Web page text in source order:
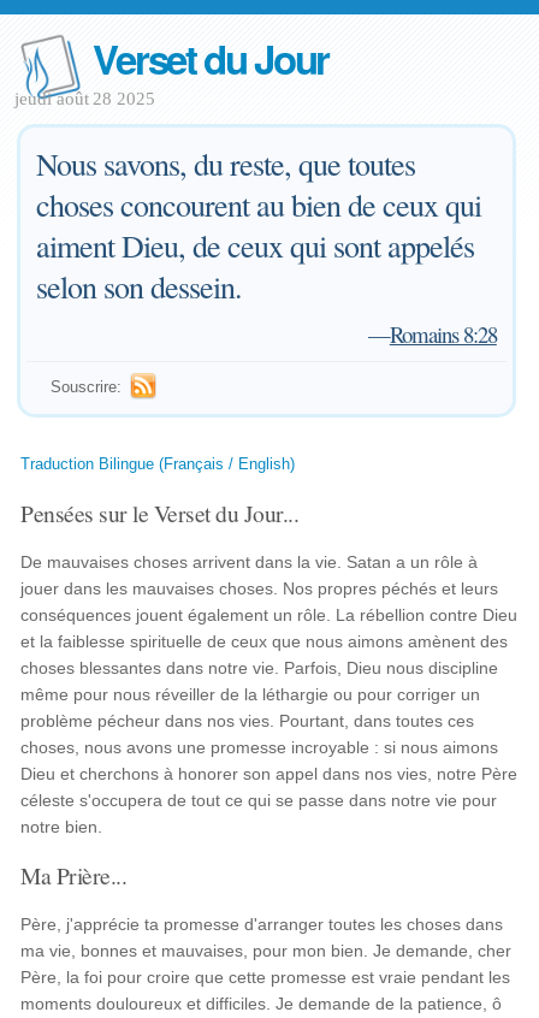
Verset du Jour
jeudi août 28 2025
Nous savons, du reste, que toutes
choses concourent au bien de ceux qui
aiment Dieu, de ceux qui sont appelés
selon son dessein.
—Romains 8:28
Souscrire:
Traduction Bilingue (Français / English)
Pensées sur le Verset du Jour...
De mauvaises choses arrivent dans la vie. Satan a un rôle à
jouer dans les mauvaises choses. Nos propres péchés et leurs
conséquences jouent également un rôle. La rébellion contre Dieu
et la faiblesse spirituelle de ceux que nous aimons amènent des
choses blessantes dans notre vie. Parfois, Dieu nous discipline
même pour nous réveiller de la léthargie ou pour corriger un
problème pécheur dans nos vies. Pourtant, dans toutes ces
choses, nous avons une promesse incroyable : si nous aimons
Dieu et cherchons à honorer son appel dans nos vies, notre Père
céleste s'occupera de tout ce qui se passe dans notre vie pour
notre bien.
Ma Prière...
Père, j'apprécie ta promesse d'arranger toutes les choses dans
ma vie, bonnes et mauvaises, pour mon bien. Je demande, cher
Père, la foi pour croire que cette promesse est vraie pendant les
moments douloureux et difficiles. Je demande de la patience, ô